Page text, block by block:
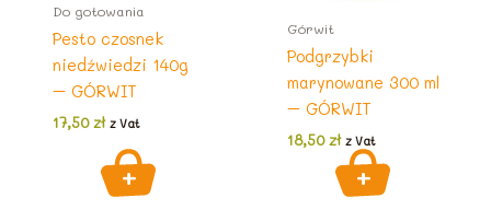
Do gotowania
Pesto czosnek
niedźwiedzi 140g
– GÓRWIT
17,50zł z Vat
Górwit
Podgrzybki
marynowane 300 ml
– GÓRWIT
18,50zł z Vat